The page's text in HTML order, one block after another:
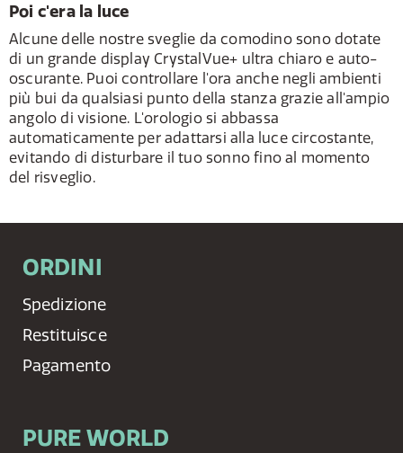
Poi c'era la luce
Alcune delle nostre sveglie da comodino sono dotate
di un grande display CrystalVue+ ultra chiaro e auto-
oscurante. Puoi controllare l'ora anche negli ambienti
più bui da qualsiasi punto della stanza grazie all'ampio
angolo di visione. L'orologio si abbassa
automaticamente per adattarsi alla luce circostante,
evitando di disturbare il tuo sonno fino al momento
del risveglio.
ORDINI
Spedizione
Restituisce
Pagamento
PURE WORLD